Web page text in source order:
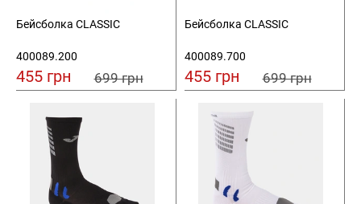
Бейсболка CLASSIC
400089.200
455 грн 699 грн
Бейсболка CLASSIC
400089.700
455 грн 699 грн